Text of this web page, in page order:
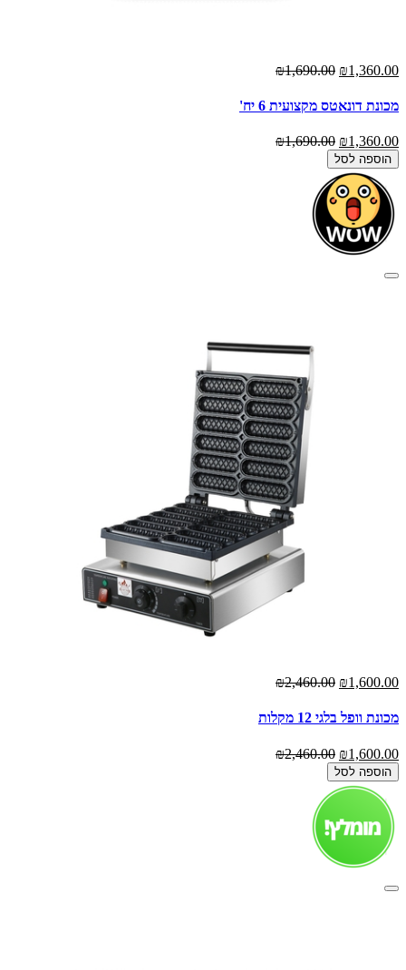
₪1,360.00
₪1,690.00
מכונת דונאטס מקצועית 6 יח'
₪1,360.00
₪1,690.00
הוספה לסל
₪1,600.00
₪2,460.00
מכונת וופל בלגי 12 מקלות
₪1,600.00
₪2,460.00
הוספה לסל